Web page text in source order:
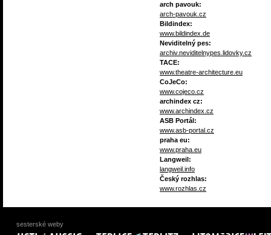
arch pavouk:
arch-pavouk.cz
Bildindex:
www.bildindex.de
Neviditelný pes:
archiv.neviditelnypes.lidovky.cz
TACE:
www.theatre-architecture.eu
CoJeCo:
www.cojeco.cz
archindex cz:
www.archindex.cz
ASB Portál:
www.asb-portal.cz
praha eu:
www.praha.eu
Langweil:
langweil.info
Český rozhlas:
www.rozhlas.cz
sesterské weby